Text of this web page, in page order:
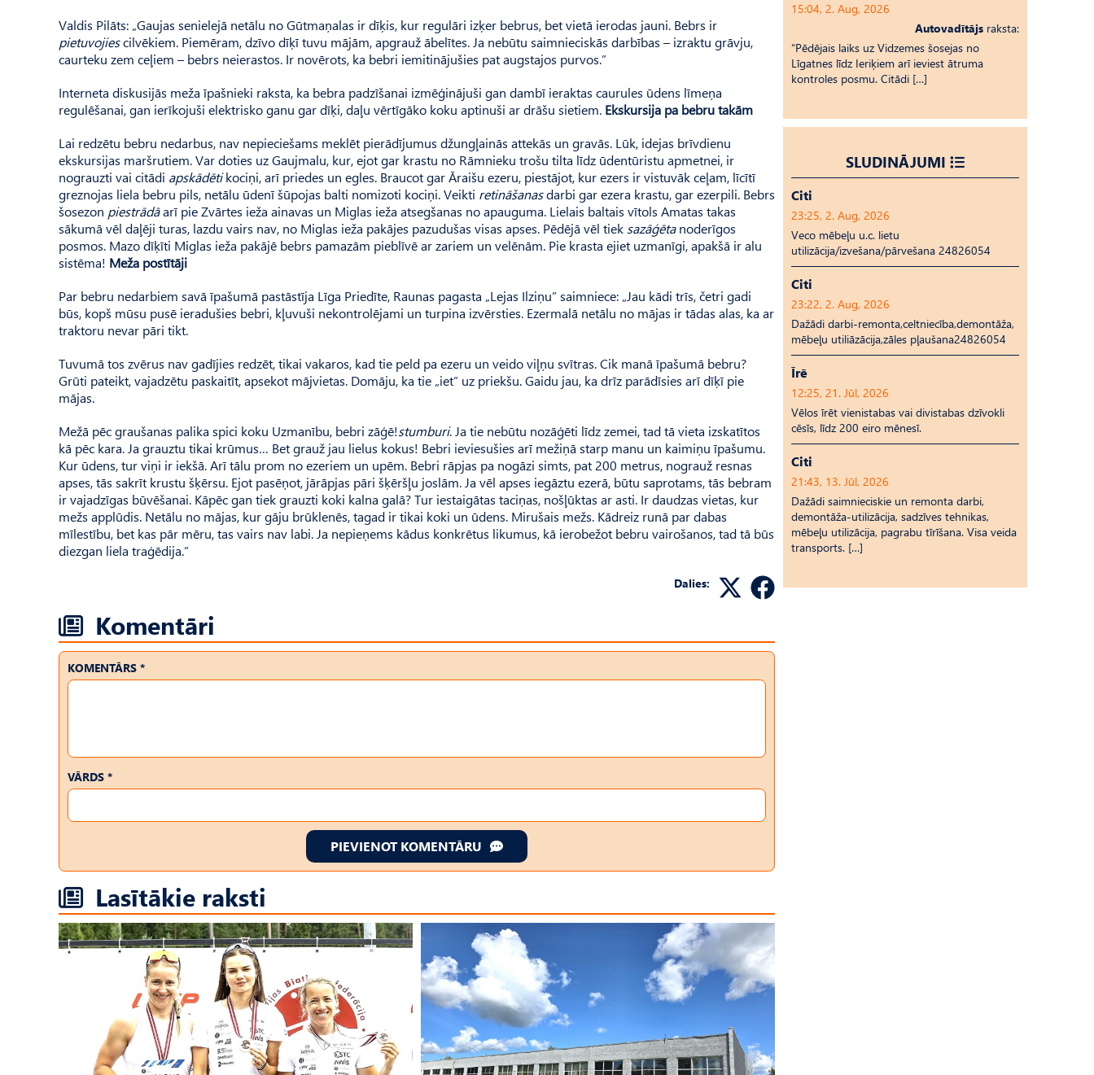
Valdis Pilāts: „Gaujas senielejā netālu no Gūtmaņalas ir dīķis, kur regulāri izķer bebrus, bet vietā ierodas jauni. Bebrs ir
pietuvojiescilvēkiem. Piemēram, dzīvo dīķī tuvu mājām, apgrauž ābelītes. Ja nebūtu saimnieciskās darbības – izraktu grāvju,
caurteku zem ceļiem – bebrs neierastos. Ir novērots, ka bebri iemitinājušies pat augstajos purvos.”
Interneta diskusijās meža īpašnieki raksta, ka bebra padzīšanai izmēģinājuši gan dambī ieraktas caurules ūdens līmeņa
regulēšanai, gan ierīkojuši elektrisko ganu gar dīķi, daļu vērtīgāko koku aptinuši ar drāšu sietiem. Ekskursija pa bebru takām
Lai redzētu bebru nedarbus, nav nepieciešams meklēt pierādījumus džungļainās attekās un gravās. Lūk, idejas brīvdienu
ekskursijas maršrutiem. Var doties uz Gaujmalu, kur, ejot gar krastu no Rāmnieku trošu tilta līdz ūdentūristu apmetnei, ir
nograuzti vai citādi apskādētikociņi, arī priedes un egles. Braucot gar Āraišu ezeru, piestājot, kur ezers ir vistuvāk ceļam, līcītī
greznojas liela bebru pils, netālu ūdenī šūpojas balti nomizoti kociņi. Veikti retināšanasdarbi gar ezera krastu, gar ezerpili. Bebrs
šosezon piestrādāarī pie Zvārtes ieža ainavas un Miglas ieža atsegšanas no apauguma. Lielais baltais vītols Amatas takas
sākumā vēl daļēji turas, lazdu vairs nav, no Miglas ieža pakājes pazudušas visas apses. Pēdējā vēl tiek sazāģētanoderīgos
posmos. Mazo dīķīti Miglas ieža pakājē bebrs pamazām pieblīvē ar zariem un velēnām. Pie krasta ejiet uzmanīgi, apakšā ir alu
sistēma! Meža postītāji
Par bebru nedarbiem savā īpašumā pastāstīja Līga Priedīte, Raunas pagasta „Lejas Ilziņu” saimniece: „Jau kādi trīs, četri gadi
būs, kopš mūsu pusē ieradušies bebri, kļuvuši nekontrolējami un turpina izvērsties. Ezermalā netālu no mājas ir tādas alas, ka ar
traktoru nevar pāri tikt.
Tuvumā tos zvērus nav gadījies redzēt, tikai vakaros, kad tie peld pa ezeru un veido viļņu svītras. Cik manā īpašumā bebru?
Grūti pateikt, vajadzētu paskaitīt, apsekot mājvietas. Domāju, ka tie „iet” uz priekšu. Gaidu jau, ka drīz parādīsies arī dīķī pie
mājas.
Mežā pēc graušanas palika spici koku Uzmanību, bebri zāģē!stumburi. Ja tie nebūtu nozāģēti līdz zemei, tad tā vieta izskatītos
kā pēc kara. Ja grauztu tikai krūmus… Bet grauž jau lielus kokus! Bebri ieviesušies arī mežiņā starp manu un kaimiņu īpašumu.
Kur ūdens, tur viņi ir iekšā. Arī tālu prom no ezeriem un upēm. Bebri rāpjas pa nogāzi simts, pat 200 metrus, nograuž resnas
apses, tās sakrīt krustu šķērsu. Ejot pasēņot, jārāpjas pāri šķēršļu joslām. Ja vēl apses iegāztu ezerā, būtu saprotams, tās bebram
ir vajadzīgas būvēšanai. Kāpēc gan tiek grauzti koki kalna galā? Tur iestaigātas taciņas, nošļūktas ar asti. Ir daudzas vietas, kur
mežs applūdis. Netālu no mājas, kur gāju brūklenēs, tagad ir tikai koki un ūdens. Mirušais mežs. Kādreiz runā par dabas
mīlestību, bet kas pār mēru, tas vairs nav labi. Ja nepieņems kādus konkrētus likumus, kā ierobežot bebru vairošanos, tad tā būs
diezgan liela traģēdija.”
Dalies:
Komentāri
KOMENTĀRS *
VĀRDS *
PIEVIENOT KOMENTĀRU
Lasītākie raksti
15:04, 2. Aug, 2026
Autovadītājs raksta:
“Pēdējais laiks uz Vid­ze­mes šosejas no
Līgatnes līdz Ieriķiem arī ieviest ātruma
kontroles posmu. Citādi […]
SLUDINĀJUMI
Citi
23:25, 2. Aug, 2026
Veco mēbeļu u.c. lietu
utilizācija/izvešana/pārvešana 24826054
Citi
23:22, 2. Aug, 2026
Dažādi darbi-remonta,celtniecība,demontāža,
mēbeļu utiliāzācija,zāles pļaušana24826054
Īrē
12:25, 21. Jūl, 2026
Vēlos īrēt vienistabas vai divistabas dzīvokli
cēsīs, līdz 200 eiro mēnesī.
Citi
21:43, 13. Jūl, 2026
Dažādi saimnieciskie un remonta darbi,
demontāža-utilizācija, sadzīves tehnikas,
mēbeļu utilizācija, pagrabu tīrīšana. Visa veida
transports. […]